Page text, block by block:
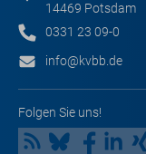
14469 Potsdam
0331 23 09-0
info@kvbb.de
Folgen Sie uns!